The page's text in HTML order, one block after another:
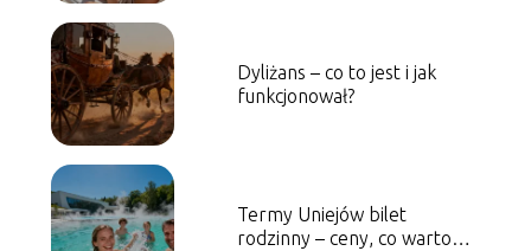
Dyliżans – co to jest i jak
funkcjonował?
Termy Uniejów bilet
rodzinny – ceny, co warto